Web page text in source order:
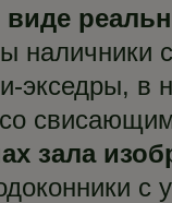
в
зала
с